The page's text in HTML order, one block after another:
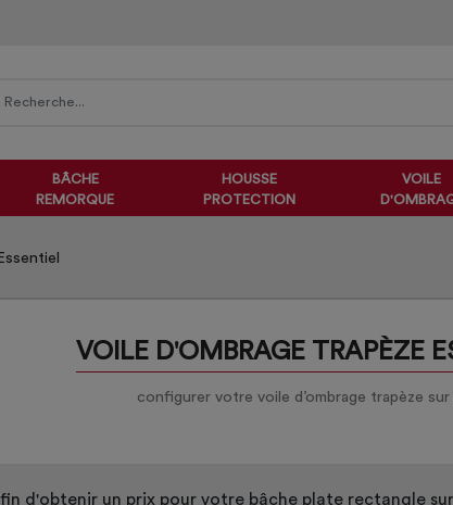
BÂCHE
REMORQUE
HOUSSE
PROTECTION
VOILE
VOILE D'OMBRAGE TRAPÈZE
configurer votre voile d’ombrage trapèze sur
d'obtenir un prix pour votre bâche plate rectangle sur